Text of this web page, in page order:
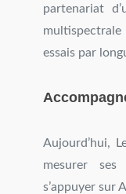
partenariat
essais par
Aujourd’hui,
mesurer
s’appuyer sur